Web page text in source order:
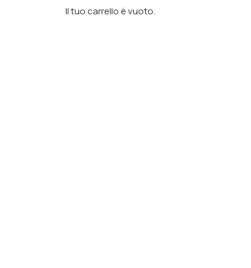
Il tuo carrello è vuoto.